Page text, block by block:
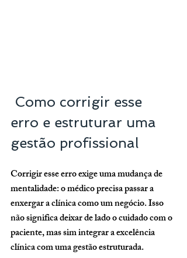
Como corrigir esse
erro e estruturar uma
gestão profissional
Corrigir esse erro exige uma mudança de
mentalidade: o médico precisa passar a
enxergar a clínica como um negócio. Isso
não significa deixar de lado o cuidado com o
paciente, mas sim integrar a excelência
clínica com uma gestão estruturada.